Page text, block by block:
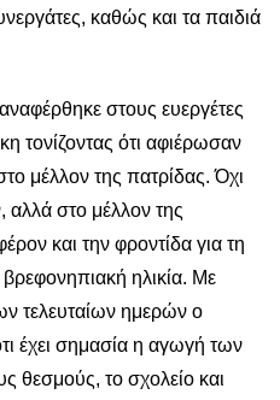
καθώς και τα παιδιά
στους ευεργέτες
τονίζοντας ότι αφιέρωσαν
μέλλον της πατρίδας. Όχι
στο μέλλον της
και την φροντίδα για τη
βρεφονηπιακή ηλικία. Με
τελευταίων ημερών ο
έχει σημασία η αγωγή των
θεσμούς, το σχολείο και